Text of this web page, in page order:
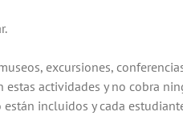
excursiones,
actividades y no cobra
incluidos y cada